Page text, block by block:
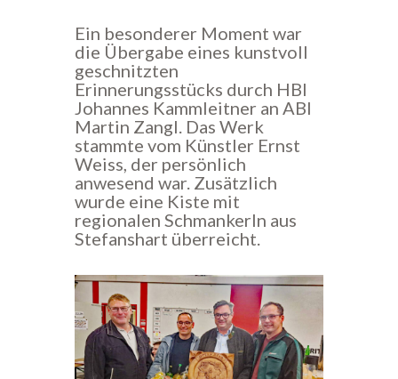
Ein besonderer Moment war
die Übergabe eines kunstvoll
geschnitzten
Erinnerungsstücks durch HBI
Johannes Kammleitner an ABI
Martin Zangl. Das Werk
stammte vom Künstler Ernst
Weiss, der persönlich
anwesend war. Zusätzlich
wurde eine Kiste mit
regionalen Schmankerln aus
Stefanshart überreicht.